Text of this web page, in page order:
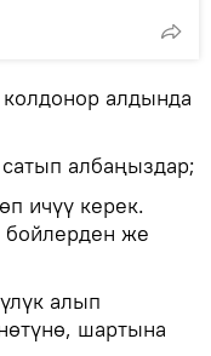
алдында
албаңыздар;
ичүү керек.
бойлерден же
алып
шартына